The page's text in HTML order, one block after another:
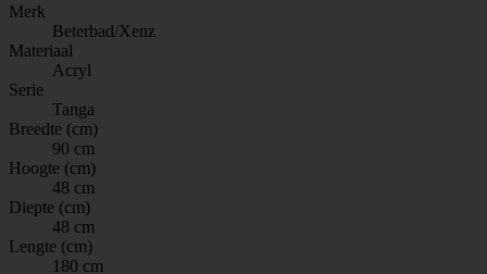
Merk
Beterbad/Xenz
Materiaal
Acryl
Serie
Tanga
Breedte (cm)
90 cm
Hoogte (cm)
48 cm
Diepte (cm)
48 cm
Lengte (cm)
180 cm